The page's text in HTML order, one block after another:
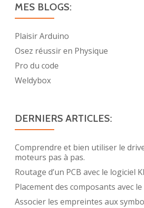
MES BLOGS:
Plaisir Arduino
Osez réussir en Physique
Pro du code
Weldybox
DERNIERS ARTICLES:
Comprendre et bien utiliser le
moteurs pas à pas.
Routage d’un PCB avec le logiciel
Placement des composants avec le
Associer les empreintes aux